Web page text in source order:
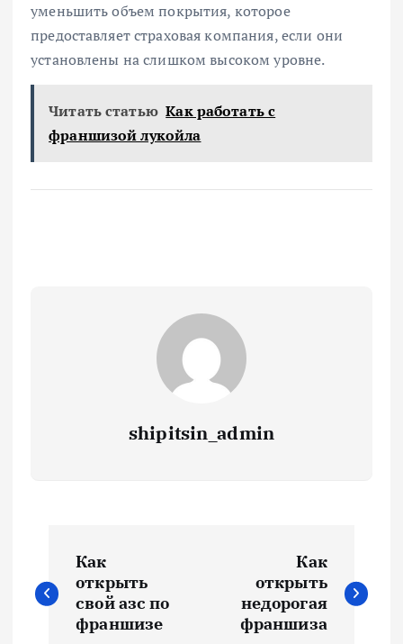
уменьшить объем покрытия, которое
предоставляет страховая компания, если они
установлены на слишком высоком уровне.
Читать статью Как работать с
франшизой лукойла
shipitsin_admin
а
Как
открыть
свой азс по
франшизе
Как
открыть
недорогая
франшиза